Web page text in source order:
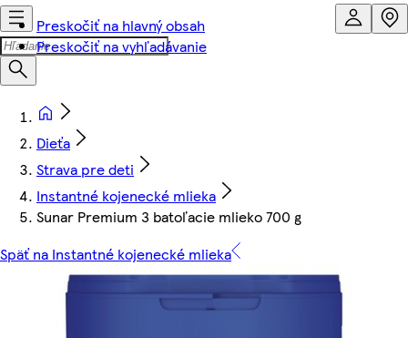
Preskočiť na hlavný obsah
Preskočiť na vyhľadávanie
Dieťa
Strava pre deti
Instantné kojenecké mlieka
Sunar Premium 3 batoľacie mlieko 700 g
Späť na Instantné kojenecké mlieka